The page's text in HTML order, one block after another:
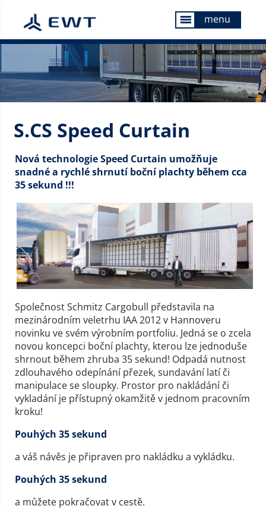
menu menu
S.CS Speed Curtain
Nová technologie Speed Curtain umožňuje
snadné a rychlé shrnutí boční plachty během cca
35 sekund !!!
Společnost Schmitz Cargobull představila na
mezinárodním veletrhu IAA 2012 v Hannoveru
novinku ve svém výrobním portfoliu. Jedná se o zcela
novou koncepci boční plachty, kterou lze jednoduše
shrnout během zhruba 35 sekund! Odpadá nutnost
zdlouhavého odepínání přezek, sundavání latí či
manipulace se sloupky. Prostor pro nakládání či
vykladání je přístupný okamžitě v jednom pracovním
kroku!
Pouhých 35 sekund
a váš návěs je připraven pro nakládku a vykládku.
Pouhých 35 sekund
a můžete pokračovat v cestě.